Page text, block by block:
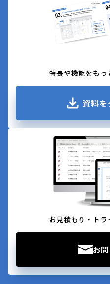
特長や機能をも
資料を
お見積もり・ト
お